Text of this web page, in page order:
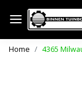
Home 4365